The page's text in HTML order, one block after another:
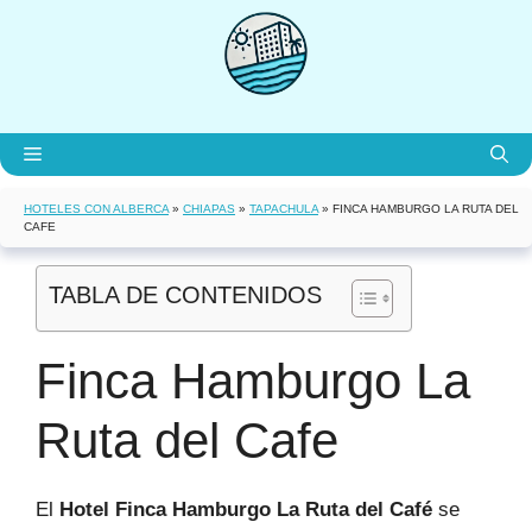
Menú
HOTELES CON ALBERCA » CHIAPAS » TAPACHULA » FINCA HAMBURGO LA RUTA DEL
CAFE
TABLA DE CONTENIDOS
Finca Hamburgo La
Ruta del Cafe
El Hotel Finca Hamburgo La Ruta del Café se